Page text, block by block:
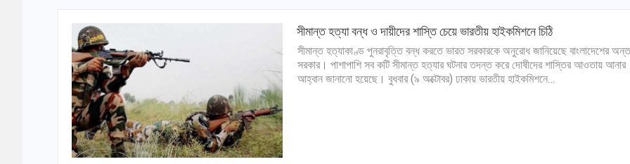
সীমান্ত হত্যা বন্ধ ও দায়ীদের শাস্তি চেয়ে ভারতীয় হাইকমিশনে চিঠি
সীমান্ত হত্যাকাণ্ড পুনরাবৃত্তি বন্ধ করতে ভারত সরকারকে অনুরোধ জানিয়েছে বাংলাদেশের
সরকার। পাশাপাশি সব কটি সীমান্ত হত্যার ঘটনার তদন্ত করে দোষীদের শাস্তির আওতায় আনার
আহ্বান জানানো হয়েছে। বুধবার (৯ অক্টোবর) ঢাকায় ভারতীয় হাইকমিশনে…